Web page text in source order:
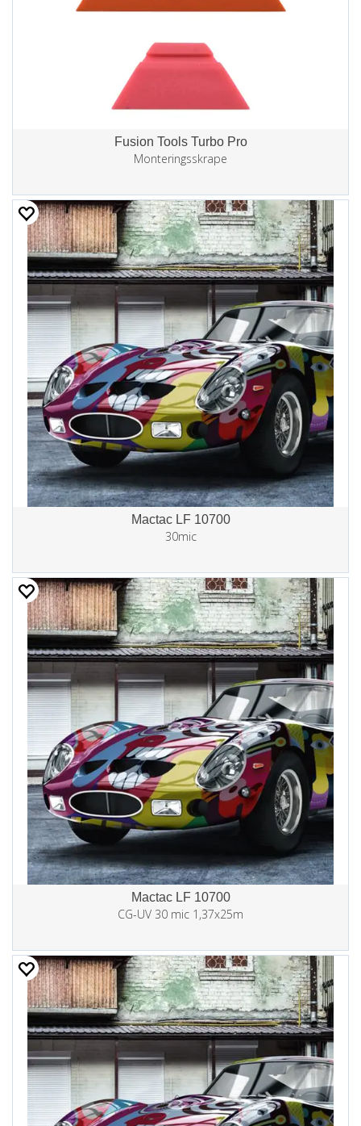
Fusion Tools Turbo Pro
Monteringsskrape
Mactac LF 10700
30mic
Mactac LF 10700
CG-UV 30 mic 1,37x25m